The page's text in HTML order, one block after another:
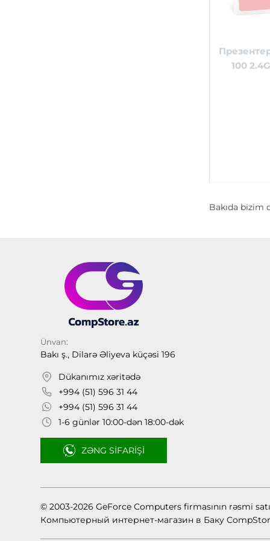
100
Bakıda bizim
Ünvan:
Bakı ş., Dilarə Əliyeva küçəsi 196
Dükanımız xəritədə
+994 (51) 596 31 44
+994 (51) 596 31 44
1-6 günlər 10:00-dən 18:00-dək
ZƏNG SIFARIŞI
© 2003-2026 GeForce Computers firmasının rəsmi
Компьютерный интернет-магазин в Баку